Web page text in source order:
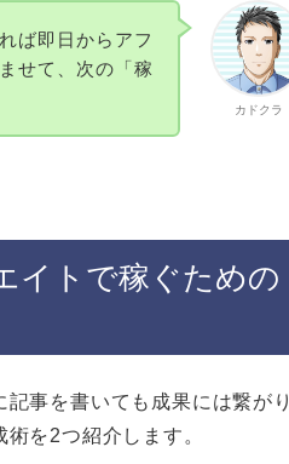
カドクラ
ば即日からアフ
せて、次の「稼
イトで稼ぐための
事を書いても成果には繋がり
を2つ紹介します。